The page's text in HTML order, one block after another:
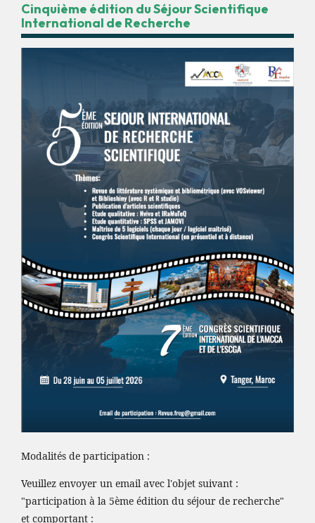
Cinquième édition du Séjour Scientifique
International de Recherche
Modalités de participation :
Veuillez envoyer un email avec l'objet suivant :
"participation à la 5ème édition du séjour de recherche"
et comportant :